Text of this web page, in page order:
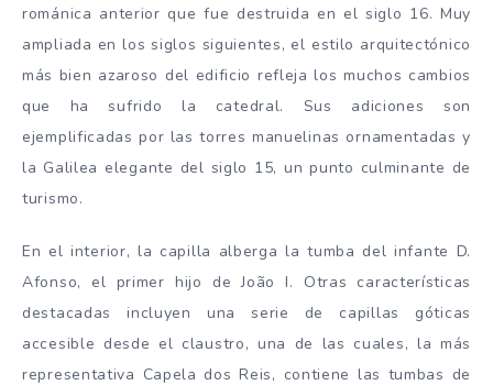
románica anterior que fue destruida en el siglo 16. Muy
ampliada en los siglos siguientes, el estilo arquitectónico
más bien azaroso del edificio refleja los muchos cambios
que ha sufrido la catedral. Sus adiciones son
ejemplificadas por las torres manuelinas ornamentadas y
la Galilea elegante del siglo 15, un punto culminante de
turismo.
En el interior, la capilla alberga la tumba del infante D.
Afonso, el primer hijo de João I. Otras características
destacadas incluyen una serie de capillas góticas
accesible desde el claustro, una de las cuales, la más
representativa Capela dos Reis, contiene las tumbas de